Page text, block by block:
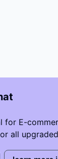
for E-
all
rights reserved.
faster